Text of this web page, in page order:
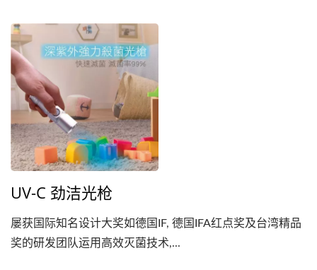
质优异与交期准确的声誉。 我们专注在触控萤幕与周边装
置及配件，触控萤幕拥有扎实的设计与直觉的操作介面，装
饰着可以呈现红、绿、蓝、白或其他提供客制化选择的彩色
气氛灯条。另外，...
UV-C 劲洁光枪
屡获国际知名设计大奖如德国IF, 德国IFA红点奖及台湾精品
奖的研发团队运用高效灭菌技术,...